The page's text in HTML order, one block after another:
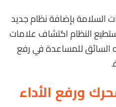
السلامة بإضافة نظام جديد
النظام اكتشاف علامات
السائق للمساعدة في رفع
ورفع الأداء